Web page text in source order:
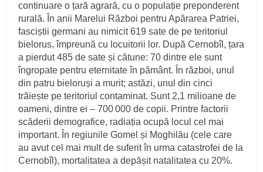
continuare o țară agrară, cu o populație preponderent
rurală. În anii Marelui Război pentru Apărarea Patriei,
fasciștii germani au nimicit 619 sate de pe teritoriul
bielorus, împreună cu locuitorii lor. După Cernobîl, țara
a pierdut 485 de sate și cătune: 70 dintre ele sunt
îngropate pentru eternitate în pământ. În război, unul
din patru bieloruși a murit; astăzi, unul din cinci
trăiește pe teritoriul contaminat. Sunt 2,1 milioane de
oameni, dintre ei–700 000 de copii. Printre factorii
scăderii demografice, radiația ocupă locul cel mai
important. În regiunile Gomel și Moghilău (cele care
au avut cel mai mult de suferit în urma catastrofei de la
Cernobîl), mortalitatea a depășit natalitatea cu 20%.